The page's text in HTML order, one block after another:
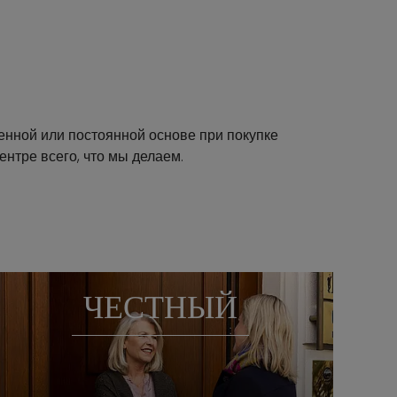
или постоянной основе при покупке
всего, что мы делаем.
ЧЕСТНЫЙ